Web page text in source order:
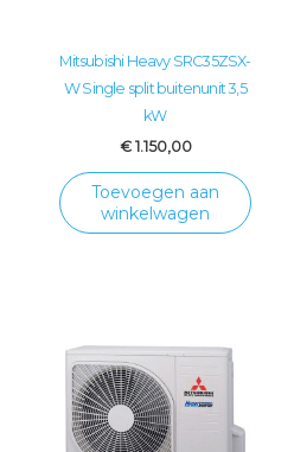
Mitsubishi Heavy SRC35ZSX-
W Single split buitenunit 3,5
kW
€1.150,00
Toevoegen aan
winkelwagen